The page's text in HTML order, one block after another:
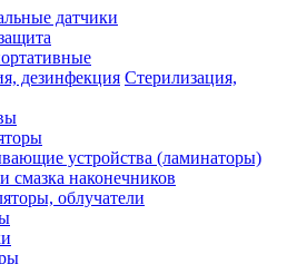
датчики
Стерилизация,
устройства (ламинаторы)
смазка наконечников
облучатели